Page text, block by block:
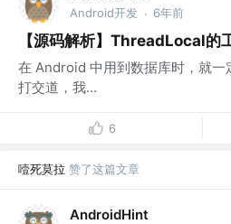
Android开发 · 6年前
【源码解析】ThreadLocal的
在 Android 中用到数据库时，就
打交道，我...
6
噎死莫拉 赞了这篇文章
AndroidHint